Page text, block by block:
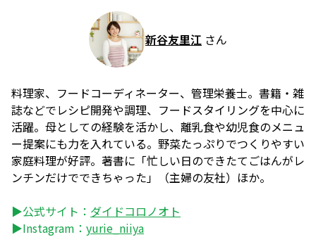
新谷友里江 さん
料理家、フードコーディネーター、管理栄養士。書籍・雑
誌などでレシピ開発や調理、フードスタイリングを中心に
活躍。母としての経験を活かし、離乳食や幼児食のメニュ
ー提案にも力を入れている。野菜たっぷりでつくりやすい
家庭料理が好評。著書に「忙しい日のできたてごはんがレ
ンチンだけでできちゃった」（主婦の友社）ほか。
▶公式サイト： ダイドコロノオト
▶Instagram： yurie_niiya